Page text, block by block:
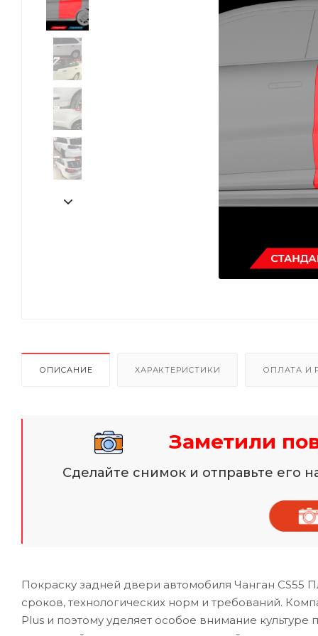
ОПИСАНИЕ ХАРАКТЕРИСТИКИ ОПЛАТА И
Заметили
Сделайте снимок и отправьте
Покраску задней двери автомобиля Чанган
сроков, технологических норм и требований.
Plus и поэтому уделяет особое внимание